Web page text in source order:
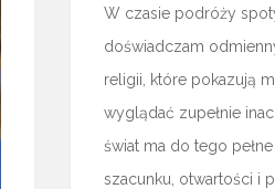
W czasie podróży
doświadczam
religii, które pokazują
wyglądać zupełnie
świat ma do tego
szacunku, otwartości i